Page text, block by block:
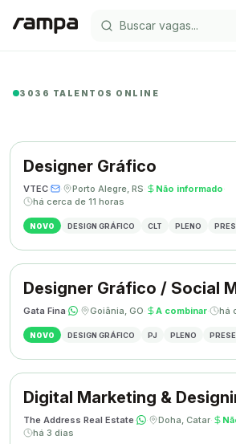
3036 TALENTOS ONLINE
Designer Gráfico
VTEC· · Porto Alegre, RS· Não informado·
há cerca de 11 horas
NOVO DESIGN GRÁFICO CLT PLENO
Designer Gráfico / Social
Gata Fina· · Goiânia, GO· A combinar· há
NOVO DESIGN GRÁFICO PJ PLENO
The Address Real Estate· · Doha, Catar·
há 3 dias